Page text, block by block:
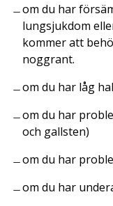
om du har
lungsjukdom
kommer att
noggrant.
om du har låg
om du har
och gallsten)
om du har
om du har